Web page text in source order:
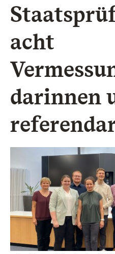
acht
darinnen